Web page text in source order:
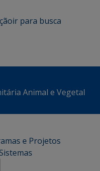
ir para busca
Animal e Vegetal
e Projetos